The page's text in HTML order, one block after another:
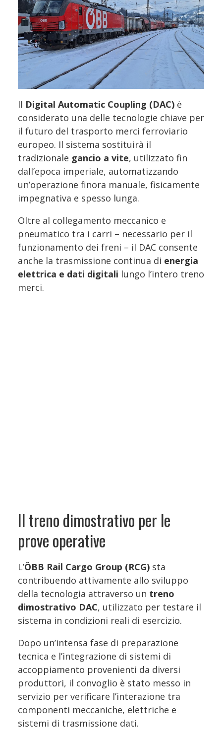
Il Digital Automatic Coupling (DAC) è
considerato una delle tecnologie chiave per
il futuro del trasporto merci ferroviario
europeo. Il sistema sostituirà il
tradizionale gancio a vite, utilizzato fin
dall’epoca imperiale, automatizzando
un’operazione finora manuale, fisicamente
impegnativa e spesso lunga.
Oltre al collegamento meccanico e
pneumatico tra i carri – necessario per il
funzionamento dei freni – il DAC consente
anche la trasmissione continua di energia
elettrica e dati digitali lungo l’intero treno
merci.
Il treno dimostrativo per le
prove operative
L’ÖBB Rail Cargo Group (RCG) sta
contribuendo attivamente allo sviluppo
della tecnologia attraverso un treno
dimostrativo DAC, utilizzato per testare il
sistema in condizioni reali di esercizio.
Dopo un’intensa fase di preparazione
tecnica e l’integrazione di sistemi di
accoppiamento provenienti da diversi
produttori, il convoglio è stato messo in
servizio per verificare l’interazione tra
componenti meccaniche, elettriche e
sistemi di trasmissione dati.